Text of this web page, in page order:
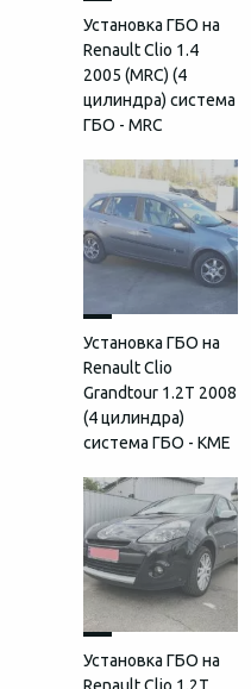
Установка ГБО на
Renault Clio 1.4
2005 (MRC) (4
цилиндра) система
ГБО - MRC
Установка ГБО на
Renault Clio
Grandtour 1.2T 2008
(4 цилиндра)
система ГБО - KME
Установка ГБО на